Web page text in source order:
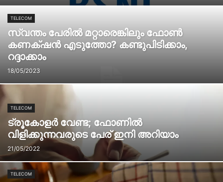
TELECOM
സ്വന്തം പേരിൽ മറ്റാരെങ്കിലും ഫോൺ
കണക്‌ഷൻ എടുത്തോ? കണ്ടുപിടിക്കാം,
റദ്ദാക്കാം
18/05/2023
TELECOM
ട്രൂകോളർ വേണ്ട; ഫോണിൽ
വിളിക്കുന്നവരുടെ പേര് ഇനി അറിയാം
21/05/2022
TELECOM